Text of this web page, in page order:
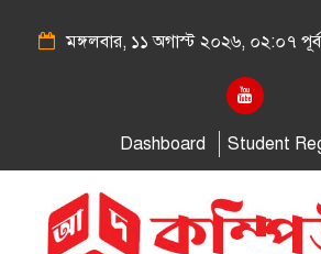
মঙ্গলবার, ১১ অগাস্ট ২০২৬, ০২:০৭
Dashboard Student